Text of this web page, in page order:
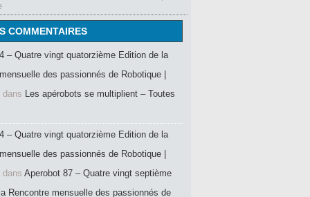
COMMENTAIRES
– Quatre vingt quatorzième Edition de la
des passionnés de Robotique |
dans Les apérobots se multiplient – Toutes
– Quatre vingt quatorzième Edition de la
des passionnés de Robotique |
dans Aperobot 87 – Quatre vingt septième
Rencontre mensuelle des passionnés de